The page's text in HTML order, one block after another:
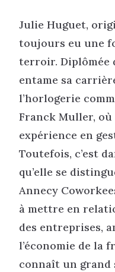
Julie Huguet,
toujours eu une
terroir. Diplômée
entame sa
l’horlogerie
Franck Muller,
expérience en
Toutefois, c’est
qu’elle se
Annecy
à mettre en
des entreprises,
l’économie de la
connaît un grand